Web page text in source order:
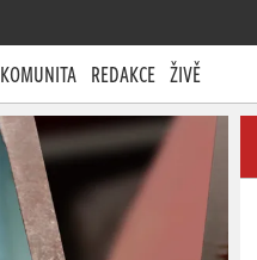
KOMUNITA REDAKCE ŽIVĚ